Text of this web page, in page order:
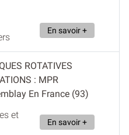
En savoir +
ROTATIVES
: MPR
En France (93)
et
En savoir +